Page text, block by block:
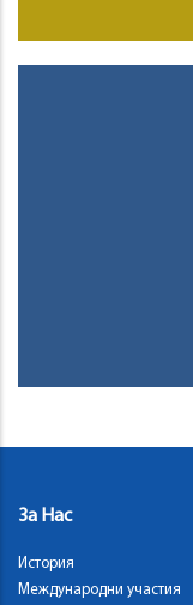
За Нас
История
Международни участия